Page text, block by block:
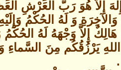
إِلاَّ هُوَ رَبُّ العَرْشِ
وَالآخِرَةِ وَ لَهُ الحُكْمُ
هَالِكٌ إِلاَّ وَجْهَهُ لَهُ
يَرْزُقُكُم مِنَ السَّماءِ